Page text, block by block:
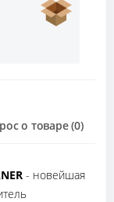
о товаре (0)
- новейшая